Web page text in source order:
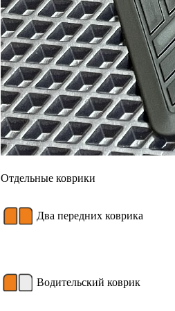
Отдельные коврики
Два передних коврика
Водительский коврик